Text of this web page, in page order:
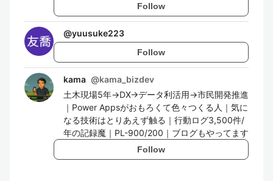
Follow
@yuusuke223
Follow
kama @kama_bizdev
土木現場5年→DX→データ利活用→市民開発推進
｜Power Appsがおもろくて色々つくる人｜気に
なる技術はとりあえず触る｜行動ログ3,500件/
年の記録魔｜PL-900/200｜ブログもやってます
Follow